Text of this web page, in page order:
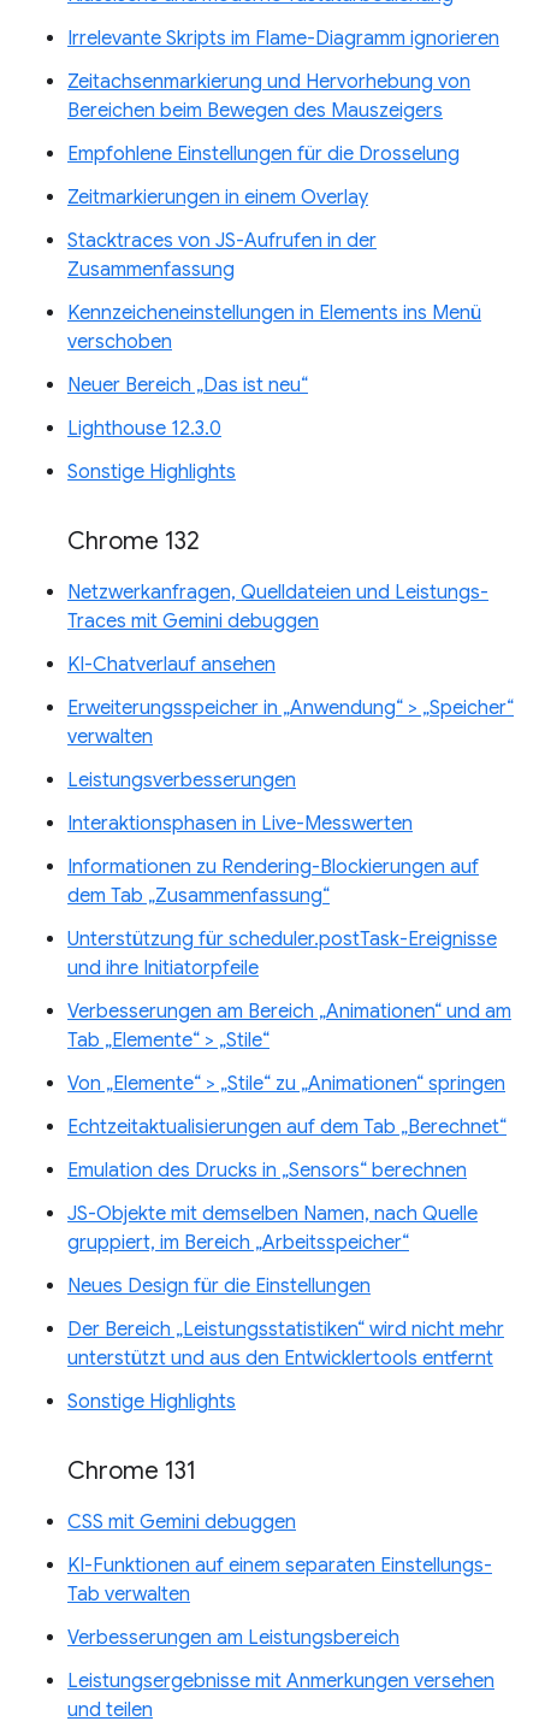
Irrelevante Skripts im Flame-Diagramm ignorieren
Zeitachsenmarkierung und Hervorhebung von
Bereichen beim Bewegen des Mauszeigers
Empfohlene Einstellungen für die Drosselung
Zeitmarkierungen in einem Overlay
Stacktraces von JS-Aufrufen in der
Zusammenfassung
Kennzeicheneinstellungen in Elements ins Menü
verschoben
Neuer Bereich „Das ist neu“
Lighthouse 12.3.0
Sonstige Highlights
Chrome 132
Netzwerkanfragen, Quelldateien und Leistungs-
Traces mit Gemini debuggen
KI-Chatverlauf ansehen
Erweiterungsspeicher in „Anwendung“ > „Speicher“
verwalten
Leistungsverbesserungen
Interaktionsphasen in Live-Messwerten
Informationen zu Rendering-Blockierungen auf
dem Tab „Zusammenfassung“
Unterstützung für scheduler.postTask-Ereignisse
und ihre Initiatorpfeile
Verbesserungen am Bereich „Animationen“ und am
Tab „Elemente“ > „Stile“
Von „Elemente“ > „Stile“ zu „Animationen“ springen
Echtzeitaktualisierungen auf dem Tab „Berechnet“
Emulation des Drucks in „Sensors“ berechnen
JS-Objekte mit demselben Namen, nach Quelle
gruppiert, im Bereich „Arbeitsspeicher“
Neues Design für die Einstellungen
Der Bereich „Leistungsstatistiken“ wird nicht mehr
unterstützt und aus den Entwicklertools entfernt
Sonstige Highlights
Chrome 131
CSS mit Gemini debuggen
KI-Funktionen auf einem separaten Einstellungs-
Tab verwalten
Verbesserungen am Leistungsbereich
Leistungsergebnisse mit Anmerkungen versehen
und teilen